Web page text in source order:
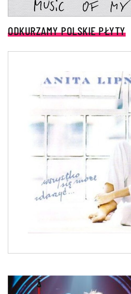
ODKURZAMY POLSKIE PŁYTY